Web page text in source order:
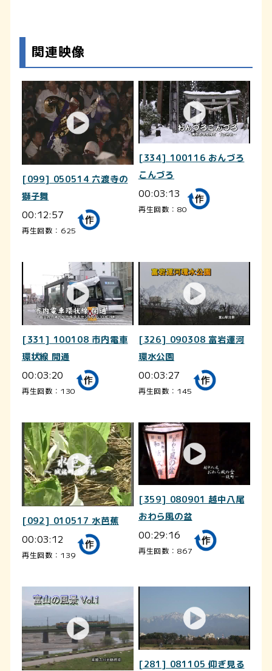
関連映像
[099] 050514 六渡寺の
獅子舞
00:12:57
再生回数：625
[334] 100116 おんづろ
こんづろ
00:03:13
再生回数：80
[331] 100108 市内電車
環状線 開通
00:03:20
再生回数：130
[326] 090308 富岩運河
環水公園
00:03:27
再生回数：145
[092] 010517 水芭蕉
00:03:12
再生回数：139
[359] 080901 越中八尾
おわら風の盆
00:29:16
再生回数：867
[281] 081105 仰ぎ見る